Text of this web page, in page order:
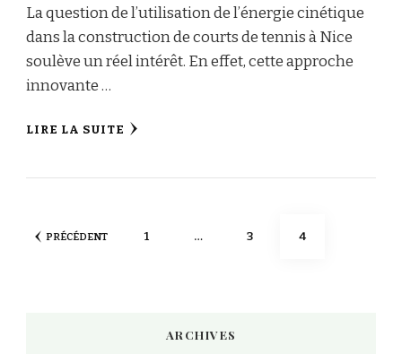
La question de l’utilisation de l’énergie cinétique
dans la construction de courts de tennis à Nice
soulève un réel intérêt. En effet, cette approche
innovante …
LIRE LA SUITE
Pagination
PRÉCÉDENT PAGE
1 … PAGE
3 PAGE
4
ARCHIVES